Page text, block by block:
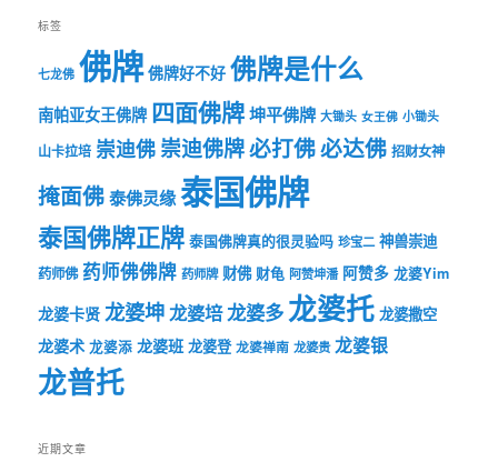
标签
七龙佛 佛牌 佛牌好不好 佛牌是什么
南帕亚女王佛牌 四面佛牌坤平佛牌 大锄头 女王佛 小锄头
山卡拉培 崇迪佛崇迪佛牌必打佛必达佛 招财女神
掩面佛泰佛灵缘泰国佛牌
泰国佛牌正牌 泰国佛牌真的很灵验吗 珍宝二 神兽崇迪
药师佛 药师佛佛牌 药师牌 财佛 财龟 阿赞坤潘 阿赞多 龙婆Yim
龙婆卡贤 龙婆坤龙婆培龙婆多龙婆托 龙婆撒空
龙婆术 龙婆添 龙婆班 龙婆登 龙婆禅南 龙婆贵 龙婆银
龙普托
近期文章